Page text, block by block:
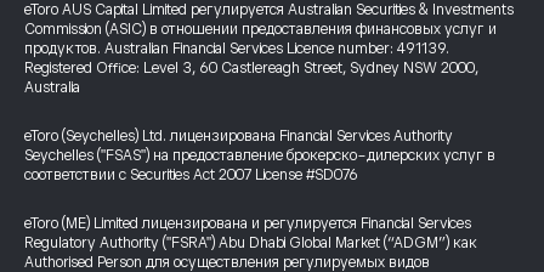
eToro AUS Capital Limited регулируется Australian Securities & Investments
Commission (ASIC) в отношении предоставления финансовых услуг и
продуктов. Australian Financial Services Licence number: 491139.
Registered Office: Level 3, 60 Castlereagh Street, Sydney NSW 2000,
Australia
eToro (Seychelles) Ltd. лицензирована Financial Services Authority
Seychelles ("FSAS") на предоставление брокерско-дилерских услуг в
соответствии с Securities Act 2007 License #SD076
eToro (ME) Limited лицензирована и регулируется Financial Services
Regulatory Authority ("FSRA") Abu Dhabi Global Market (“ADGM”) как
Authorised Person для осуществления регулируемых видов